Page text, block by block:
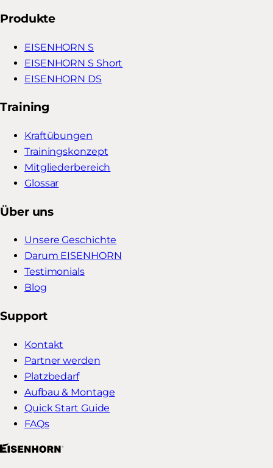
Produkte
EISENHORN S
EISENHORN S Short
EISENHORN DS
Training
Kraftübungen
Trainingskonzept
Mitgliederbereich
Glossar
Über uns
Unsere Geschichte
Darum EISENHORN
Testimonials
Blog
Support
Kontakt
Partner werden
Platzbedarf
Aufbau & Montage
Quick Start Guide
FAQs